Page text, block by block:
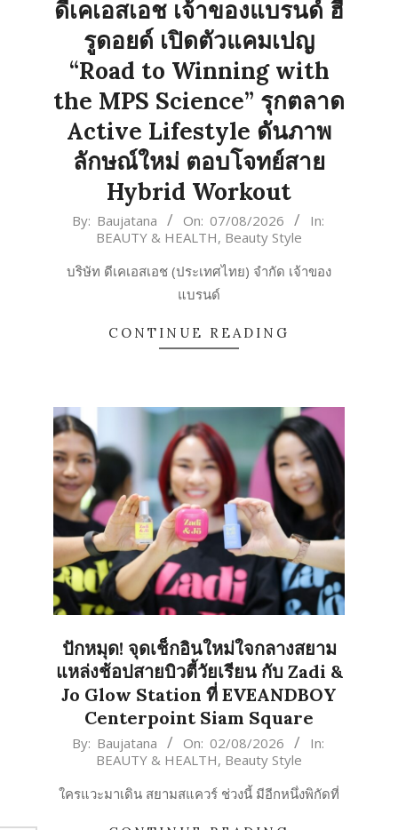
ดีเคเอสเอช เจ้าของแบรนด์ ฮี
รูดอยด์ เปิดตัวแคมเปญ
“Road to Winning with
the MPS Science” รุกตลาด
Active Lifestyle ดันภาพ
ลักษณ์ใหม่ ตอบโจทย์สาย
Hybrid Workout
2026-
07
By: Baujatana On: 07/08/2026
In:
BEAUTY & HEALTH, Beauty Style
บริษัท ดีเคเอสเอช (ประเทศไทย) จำกัด เจ้าของ
แบรนด์
CONTINUE READING
ปักหมุด! จุดเช็กอินใหม่ใจกลางสยาม
แหล่งช้อปสายบิวตี้วัยเรียน กับ Zadi &
Jo Glow Station ที่ EVEANDBOY
Centerpoint Siam Square
2026-
02
By: Baujatana On: 02/08/2026
In:
BEAUTY & HEALTH, Beauty Style
ใครแวะมาเดิน สยามสแควร์ ช่วงนี้ มีอีกหนึ่งพิกัดที่